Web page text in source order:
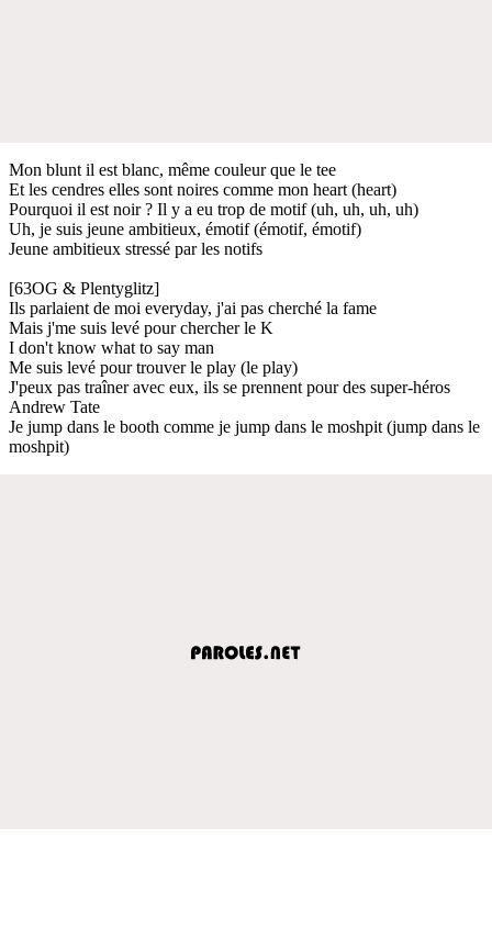
Mon blunt il est blanc, même couleur que le tee
Et les cendres elles sont noires comme mon heart (heart)
Pourquoi il est noir ? Il y a eu trop de motif (uh, uh, uh, uh)
Uh, je suis jeune ambitieux, émotif (émotif, émotif)
Jeune ambitieux stressé par les notifs
[63OG & Plentyglitz]
Ils parlaient de moi everyday, j'ai pas cherché la fame
Mais j'me suis levé pour chercher le K
I don't know what to say man
Me suis levé pour trouver le play (le play)
J'peux pas traîner avec eux, ils se prennent pour des super-héros
Andrew Tate
Je jump dans le booth comme je jump dans le moshpit (jump dans le
moshpit)